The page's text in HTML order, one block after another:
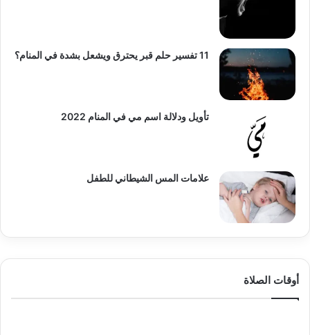
11 تفسير حلم قبر يحترق ويشعل بشدة في المنام؟
تأويل ودلالة اسم مي في المنام 2022
علامات المس الشيطاني للطفل
أوقات الصلاة